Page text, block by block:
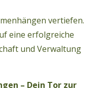
vertiefen.
eine erfolgreiche
und Verwaltung
– Dein Tor zur